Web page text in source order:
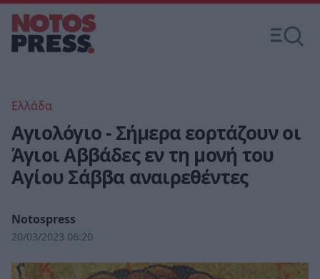
Ελλάδα
Αγιολόγιο - Σήμερα εορτάζουν οι
Άγιοι Αββάδες εν τη μονή του
Αγίου Σάββα αναιρεθέντες
Notospress
20/03/2023 06:20